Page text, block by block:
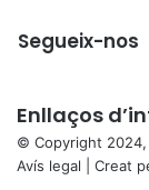
Segueix-nos
Enllaços
© Copyright 2024,
Avís legal | Creat